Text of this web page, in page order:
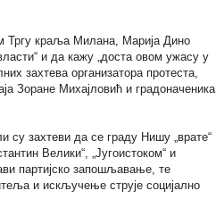
Тргу краља Милана, Марија Дино
и да кажу „доста овом ужасу у
захтева организатора протеста,
Зоране Михајловић и градоначеника
захтеви да се граду Нишу „врате“
Велики“, „Југоистоком“ и
партијско запошљавање, те
и искључење струје социјално